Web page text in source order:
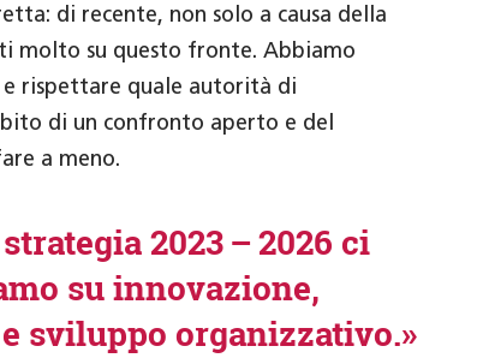
di recente, non solo a causa della
molto su questo fronte. Abbiamo
rispettare quale autorità di
di un confronto aperto e del
a meno.
2023 – 2026 ci
su innovazione,
sviluppo organizzativo.»